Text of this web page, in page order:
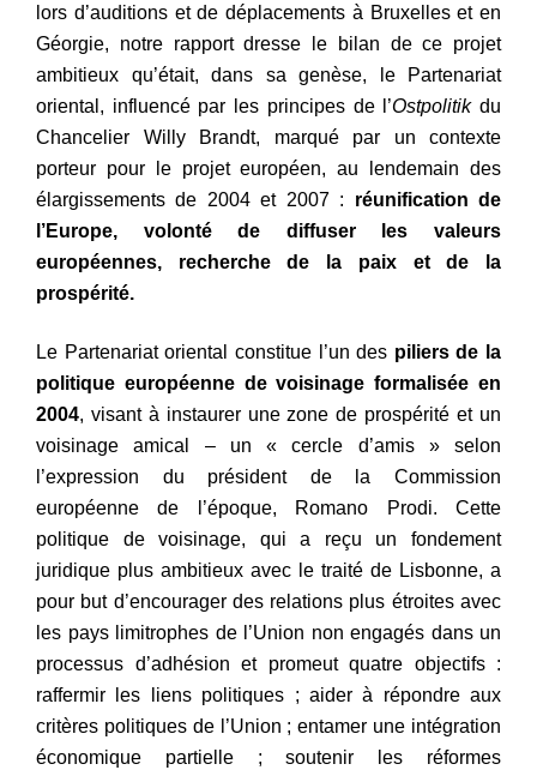
lors d’auditions et de déplacements à Bruxelles et en
Géorgie, notre rapport dresse le bilan de ce projet
ambitieux qu’était, dans sa genèse, le Partenariat
oriental, influencé par les principes de l’Ostpolitikdu
Chancelier Willy Brandt, marqué par un contexte
porteur pour le projet européen, au lendemain des
élargissements de 2004 et 2007 : réunification de
l’Europe, volonté de diffuser les valeurs
européennes, recherche de la paix et de la
prospérité.
Le Partenariat oriental constitue l’un des piliers de la
politique européenne de voisinage formalisée en
2004, visant à instaurer une zone de prospérité et un
voisinage amical – un « cercle d’amis » selon
l’expression du président de la Commission
européenne de l’époque, Romano Prodi. Cette
politique de voisinage, qui a reçu un fondement
juridique plus ambitieux avec le traité de Lisbonne, a
pour but d’encourager des relations plus étroites avec
les pays limitrophes de l’Union non engagés dans un
processus d’adhésion et promeut quatre objectifs :
raffermir les liens politiques ; aider à répondre aux
critères politiques de l’Union ; entamer une intégration
économique partielle ; soutenir les réformes